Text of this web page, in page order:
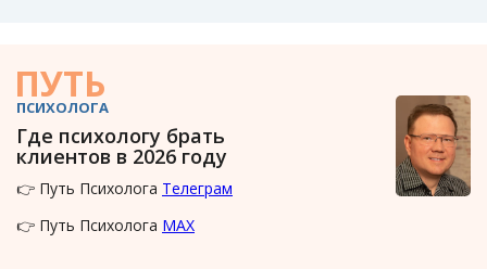
ПУТЬ
ПСИХОЛОГА
Где психологу брать
клиентов в 2026 году
👉 Путь Психолога Телеграм
👉 Путь Психолога MAX